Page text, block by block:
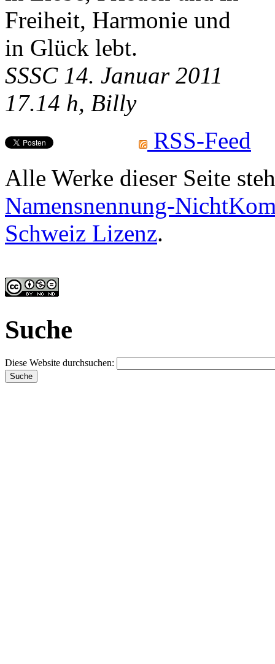
Freiheit, Harmonie und
in Glück lebt.
SSSC 14. Januar 2011
17.14 h, Billy
RSS-Feed
Alle Werke dieser Seite
Namensnennung-
Schweiz Lizenz.
Suche
Diese Website durchsuchen: